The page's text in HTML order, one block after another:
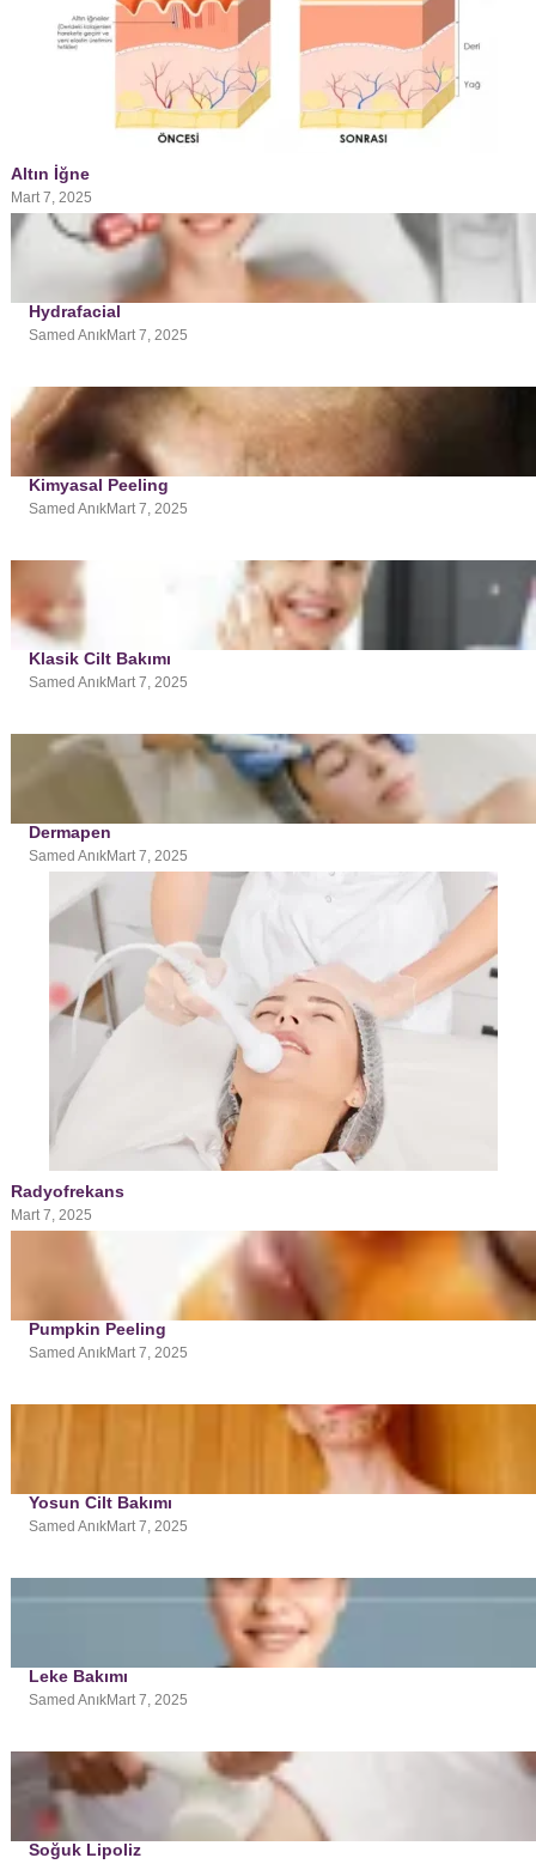
Altın İğne
Mart 7, 2025
Hydrafacial
Samed AnıkMart 7, 2025
Kimyasal Peeling
Samed AnıkMart 7, 2025
Klasik Cilt Bakımı
Samed AnıkMart 7, 2025
Dermapen
Samed AnıkMart 7, 2025
Radyofrekans
Mart 7, 2025
Pumpkin Peeling
Samed AnıkMart 7, 2025
Yosun Cilt Bakımı
Samed AnıkMart 7, 2025
Leke Bakımı
Samed AnıkMart 7, 2025
Soğuk Lipoliz